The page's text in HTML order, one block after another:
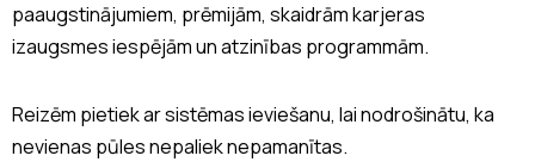
paaugstinājumiem, prēmijām, skaidrām karjeras
izaugsmes iespējām un atzinības programmām.
Reizēm pietiek ar sistēmas ieviešanu, lai nodrošinātu, ka
nevienas pūles nepaliek nepamanītas.